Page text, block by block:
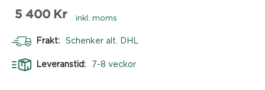
5 400 Kr inkl. moms
Frakt: Schenker alt. DHL
Leveranstid: 7-8 veckor